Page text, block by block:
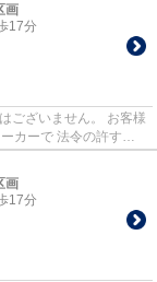
画
17分
カーで 法令の許す限
画
17分